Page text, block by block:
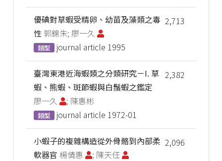
2,713
優碘對草蝦受精卵、幼苗及藻類之毒
性 郭錦朱; 廖一久
類型 journal article 1995
2,382
臺灣東港近海蝦類之分類研究－I. 草
蝦、熊蝦、斑節蝦與白鬚蝦之鑑定
廖一久
; 陳惠彬
類型 journal article 1972-01
2,096
小蝦子的複雜構造從外骨骼到內部柔
軟器官 楊倩惠 ; 陳天任